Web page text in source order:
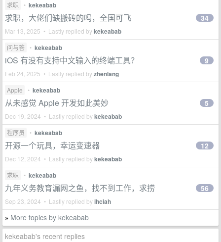
求职 • kekeabab
求职，大佬们缺搬砖的吗，全国可飞
Mar 13, 2025 • Lastly replied bykekeabab
34
问与答 • kekeabab
iOS 有没有支持中文输入的终端工具？
Feb 24, 2025 • Lastly replied byzhenlang
9
Apple • kekeabab
从未感觉 Apple 开发如此美妙
Dec 19, 2024 • Lastly replied bykekeabab
5
程序员 • kekeabab
开源一个玩具，幸运变速器
Dec 12, 2024 • Lastly replied bykekeabab
12
求职 • kekeabab
九年义务教育漏网之鱼，找不到工作，求捞
Sep 23, 2024 • Lastly replied byihciah
56
» More topics by kekeabab
kekeabab's recent replies